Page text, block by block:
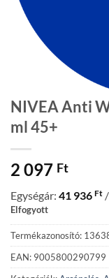
NIVEA Anti
ml 45+
2 097 Ft
Egységár: 41 936 Ft
Elfogyott
Termékazonosító:
EAN: 9005800290799